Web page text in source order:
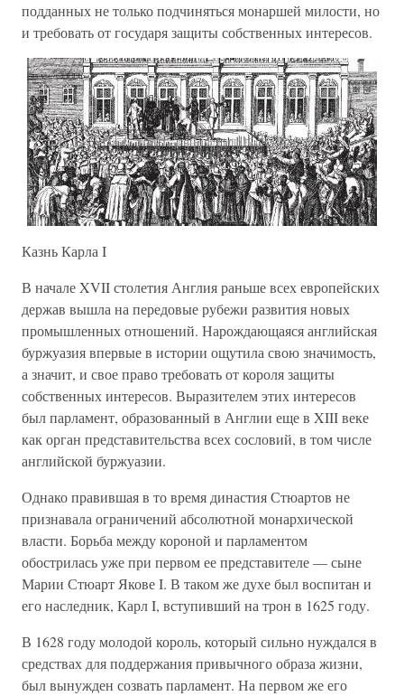
подданных не только подчиняться монаршей милости, но
и требовать от государя защиты собственных интересов.
Казнь Карла I
В начале XVII столетия Англия раньше всех европейских
держав вышла на передовые рубежи развития новых
промышленных отношений. Нарождающаяся английская
буржуазия впервые в истории ощутила свою значимость,
а значит, и свое право требовать от короля защиты
собственных интересов. Выразителем этих интересов
был парламент, образованный в Англии еще в XIII веке
как орган представительства всех сословий, в том числе
английской буржуазии.
Однако правившая в то время династия Стюартов не
признавала ограничений абсолютной монархической
власти. Борьба между короной и парламентом
обострилась уже при первом ее представителе — сыне
Марии Стюарт Якове I. В таком же духе был воспитан и
его наследник, Карл I, вступивший на трон в 1625 году.
В 1628 году молодой король, который сильно нуждался в
средствах для поддержания привычного образа жизни,
был вынужден созвать парламент. На первом же его